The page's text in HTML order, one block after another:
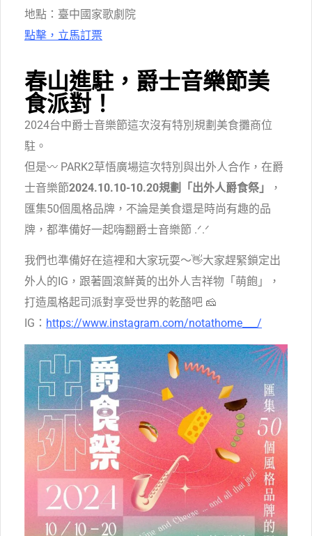
地點：臺中國家歌劇院
點擊，立馬訂票
春山進駐，爵士音樂節美
食派對！
2024台中爵士音樂節這次沒有特別規劃美食攤商位
駐。
但是〰️ PARK2草悟廣場這次特別與出外人合作，在爵
士音樂節2024.10.10-10.20規劃「出外人爵食祭」
，
匯集50個風格品牌，不論是美食還是時尚有趣的品
牌，都準備好一起嗨翻爵士音樂節 .ᐟ.ᐟ
我們也準備好在這裡和大家玩耍～👋大家趕緊鎖定出
外人的IG，跟著圓滾鮮黃的出外人吉祥物「萌飽」，
打造風格起司派對享受世界的乾酪吧 🧀
IG： https://www.instagram.com/notathome___/